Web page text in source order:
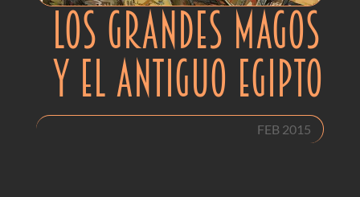
LOS GRANDES MAGOS
Y EL ANTIGUO EGIPTO
FEB 2015